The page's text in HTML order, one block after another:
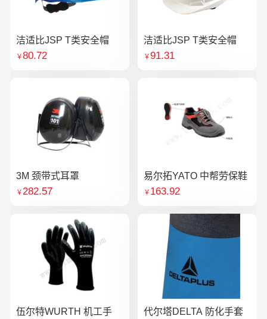
洁适比JSP T类安全帽
￥80.72
洁适比JSP T类安全帽
￥91.31
3M 颈带式耳罩
￥282.57
易尔拓YATO 中帮劳保鞋
￥ 163.92
伍尔特WURTH 机工手
代尔塔DELTA 防化手套